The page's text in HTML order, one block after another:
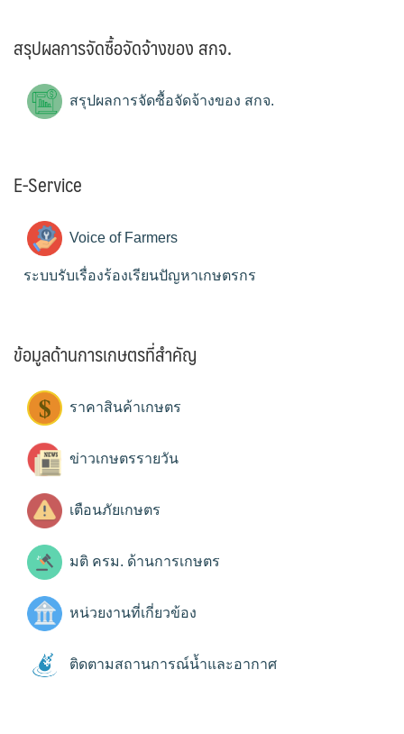
สรุปผลการจัดซื้อจัดจ้างของ สกจ.
สรุปผลการจัดซื้อจัดจ้างของ สกจ.
E-Service
Voice of Farmers
ระบบรับเรื่องร้องเรียนปัญหาเกษตรกร
ข้อมูลด้านการเกษตรที่สำคัญ
ราคาสินค้าเกษตร
ข่าวเกษตรรายวัน
เตือนภัยเกษตร
มติ ครม. ด้านการเกษตร
หน่วยงานที่เกี่ยวข้อง
ติดตามสถานการณ์น้ำและอากาศ